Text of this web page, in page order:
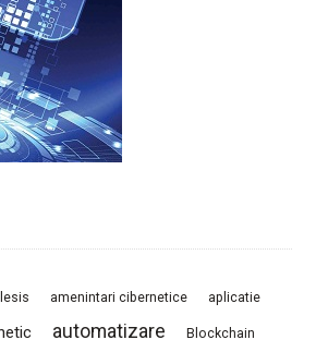
amenintari cibernetice aplicatie
automatizare Blockchain